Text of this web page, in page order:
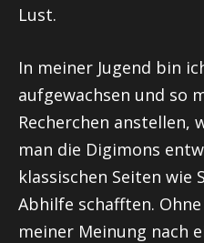
Lust.
In meiner Jugend bin
aufgewachsen und so
Recherchen anstellen,
man die Digimons
klassischen Seiten wie
Abhilfe schafften.
meiner Meinung nach